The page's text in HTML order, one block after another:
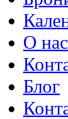
О нас
Блог